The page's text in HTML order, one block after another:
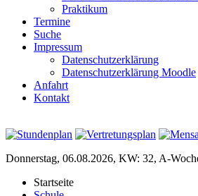
Praktikum
Termine
Suche
Impressum
Datenschutzerklärung
Datenschutzerklärung Moodle
Anfahrt
Kontakt
Donnerstag, 06.08.2026, KW: 32, A-
Startseite